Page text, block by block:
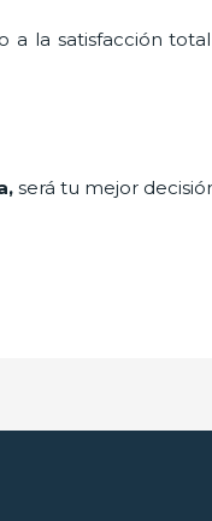
la satisfacción
,será tu mejor